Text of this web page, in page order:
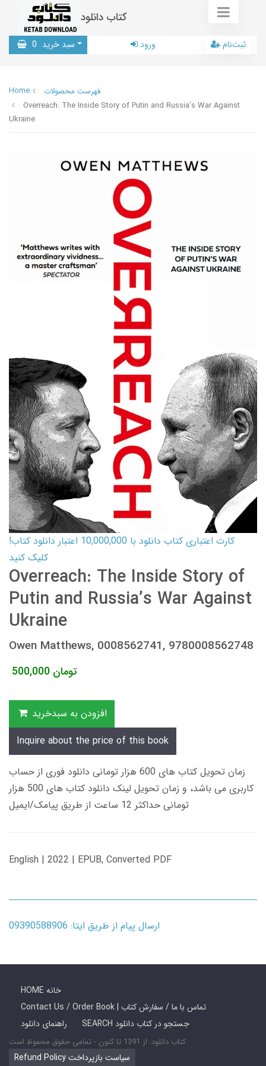
کتاب دانلود
سبد خرید 0 ورود ثبت‌نام
Home
فهرست محصولات
Overreach: The Inside Story of Putin and Russia’s War Against
Ukraine
کارت اعتباری کتاب دانلود با 10,000,000 اعتبار دانلود کتاب!
کلیک کنید
Overreach: The Inside Story of
Putin and Russia’s War Against
Ukraine
Owen Matthews, 0008562741, 9780008562748
500,000 تومان
افزودن به سبدخرید
Inquire about the price of this book
زمان تحویل کتاب های 600 هزار تومانی دانلود فوری از حساب
کاربری می باشد، و زمان تحویل لینک دانلود کتاب های 500 هزار
تومانی حداکثر 12 ساعت از طریق پیامک/ایمیل
English | 2022 | EPUB, Converted PDF
ارسال پیام از طریق ایتا: 09390588906
HOME خانه
Contact Us / Order Book | تماس با ما / سفارش کتاب
راهنمای دانلود
SEARCH جستجو در کتاب دانلود
کتاب دانلود: از 1391 تا کنون - تمامی حقوق محفوظ است
Refund Policy سیاست بازپرداخت